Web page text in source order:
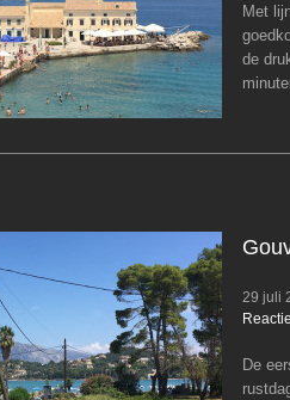
Met
de
29 juli
De